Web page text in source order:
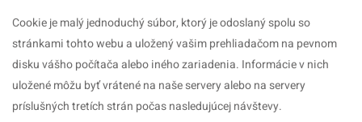
Cookie je malý jednoduchý súbor, ktorý je odoslaný spolu so
stránkami tohto webu a uložený vašim prehliadačom na pevnom
disku vášho počítača alebo iného zariadenia. Informácie v nich
uložené môžu byť vrátené na naše servery alebo na servery
príslušných tretích strán počas nasledujúcej návštevy.